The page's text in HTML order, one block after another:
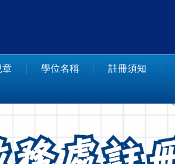
章 學位名稱 註冊須知